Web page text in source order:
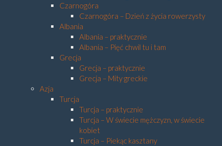
Czarnogóra
Czarnogóra – Dzień z życia rowerzysty
Albania
Albania – praktycznie
Albania – Pięć chwil tu i tam
Grecja
Grecja – praktycznie
Grecja – Mity greckie
Azja
Turcja
Turcja – praktycznie
Turcja – W świecie mężczyzn, w świecie
kobiet
Turcja – Piekąc kasztany